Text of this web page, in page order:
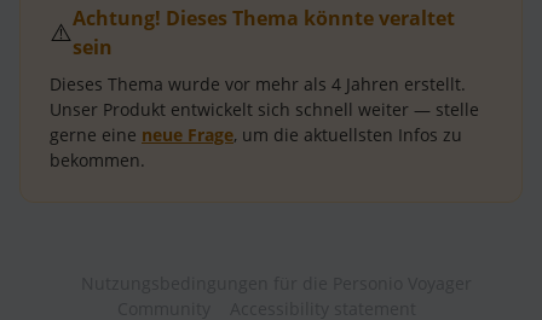
⚠️Achtung! Dieses Thema könnte veraltet
sein
Dieses Thema wurde vor mehr als 4 Jahren erstellt.
Unser Produkt entwickelt sich schnell weiter — stelle
gerne eine neue Frage, um die aktuellsten Infos zu
bekommen.